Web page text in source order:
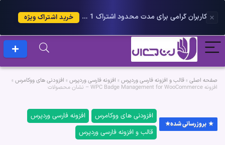
کاربران گرامی برای مدت محدود اشتراک 1 ساله پلاس را می توانید با 25 درصد تخفیف دریافت کنید. خرید اشتراک ویژه
صفحه اصلی »قالب و افزونه فارسی وردپرس » افزونه فارسی وردپرس » افزودنی های ووکامرس »
افزونه WPC Badge Management for WooCommerce – نشان محصولات
بروزرسانی شده
افزودنی های ووکامرس
افزونه فارسی وردپرس
قالب و افزونه فارسی وردپرس